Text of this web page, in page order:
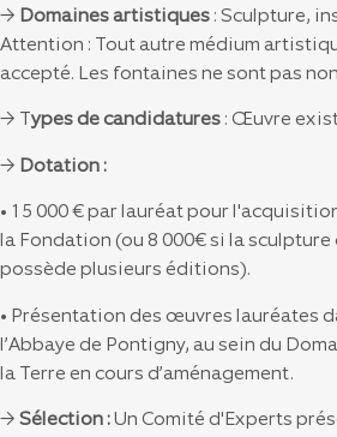
→ Domaines artistiques:Sculpture,
Attention : Tout autre médium
accepté. Les fontaines ne sont pas
→ Types de candidatures: Œuvre
→ Dotation :
• 15 000 € par lauréat pour
la Fondation (ou 8 000€ si la
possède plusieurs éditions).
• Présentation des œuvres lauréates
l’Abbaye de Pontigny, au sein du
la Terre en cours d’aménagement.
→Sélection :Un Comité d'Experts